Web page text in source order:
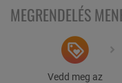
MEGRENDELÉS
Vedd meg az